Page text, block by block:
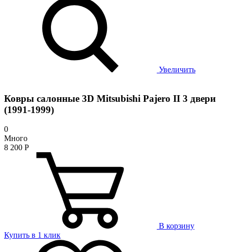
Увеличить
Ковры салонные 3D Mitsubishi Pajero II 3 двери
(1991-1999)
0
Много
8 200 Р
В корзину
Купить в 1 клик